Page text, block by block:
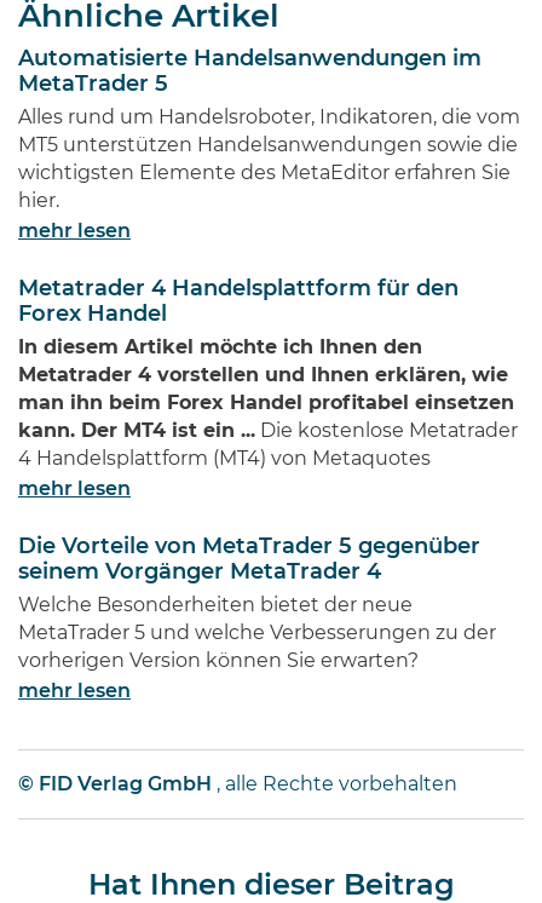
Bill Gates von Microsoft dürften
jedem Investor geläufig sein.
Diese Männer haben Imperien
erschaffen und gleichzeitig
Millionen von Anlegern auf der
ganzen Welt …
Ähnliche Artikel
Automatisierte Handelsanwendungen im
MetaTrader 5
Alles rund um Handelsroboter, Indikatoren, die vom
MT5 unterstützen Handelsanwendungen sowie die
wichtigsten Elemente des MetaEditor erfahren Sie
hier.
mehr lesen
Metatrader 4 Handelsplattform für den
Forex Handel
In diesem Artikel möchte ich Ihnen den
Metatrader 4 vorstellen und Ihnen erklären, wie
man ihn beim Forex Handel profitabel einsetzen
kann. Der MT4 ist ein ... Die kostenlose Metatrader
4 Handelsplattform (MT4) von Metaquotes
mehr lesen
Die Vorteile von MetaTrader 5 gegenüber
seinem Vorgänger MetaTrader 4
Welche Besonderheiten bietet der neue
MetaTrader 5 und welche Verbesserungen zu der
vorherigen Version können Sie erwarten?
mehr lesen
© FID Verlag GmbH , alle Rechte vorbehalten
Hat Ihnen dieser Beitrag